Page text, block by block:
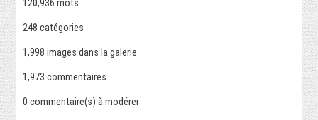
120,936 mots
248 catégories
1,998 images dans la galerie
1,973 commentaires
0 commentaire(s) à modérer